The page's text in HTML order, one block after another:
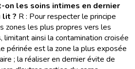
on les soins intimes en dernier
lit ? R : Pour respecter le principe
zones les plus propres vers les
ainsi la contamination croisée
périnée est la zone la plus exposée
; la réaliser en dernier évite de